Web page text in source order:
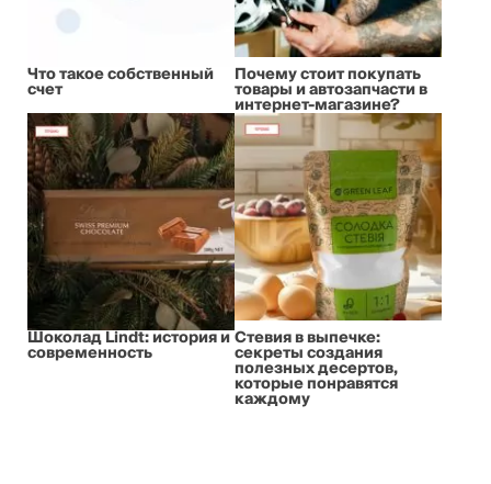
Что такое собственный
счет
Почему стоит покупать
товары и автозапчасти в
интернет-магазине?
Шоколад Lindt: история и
современность
Стевия в выпечке:
секреты создания
полезных десертов,
которые понравятся
каждому